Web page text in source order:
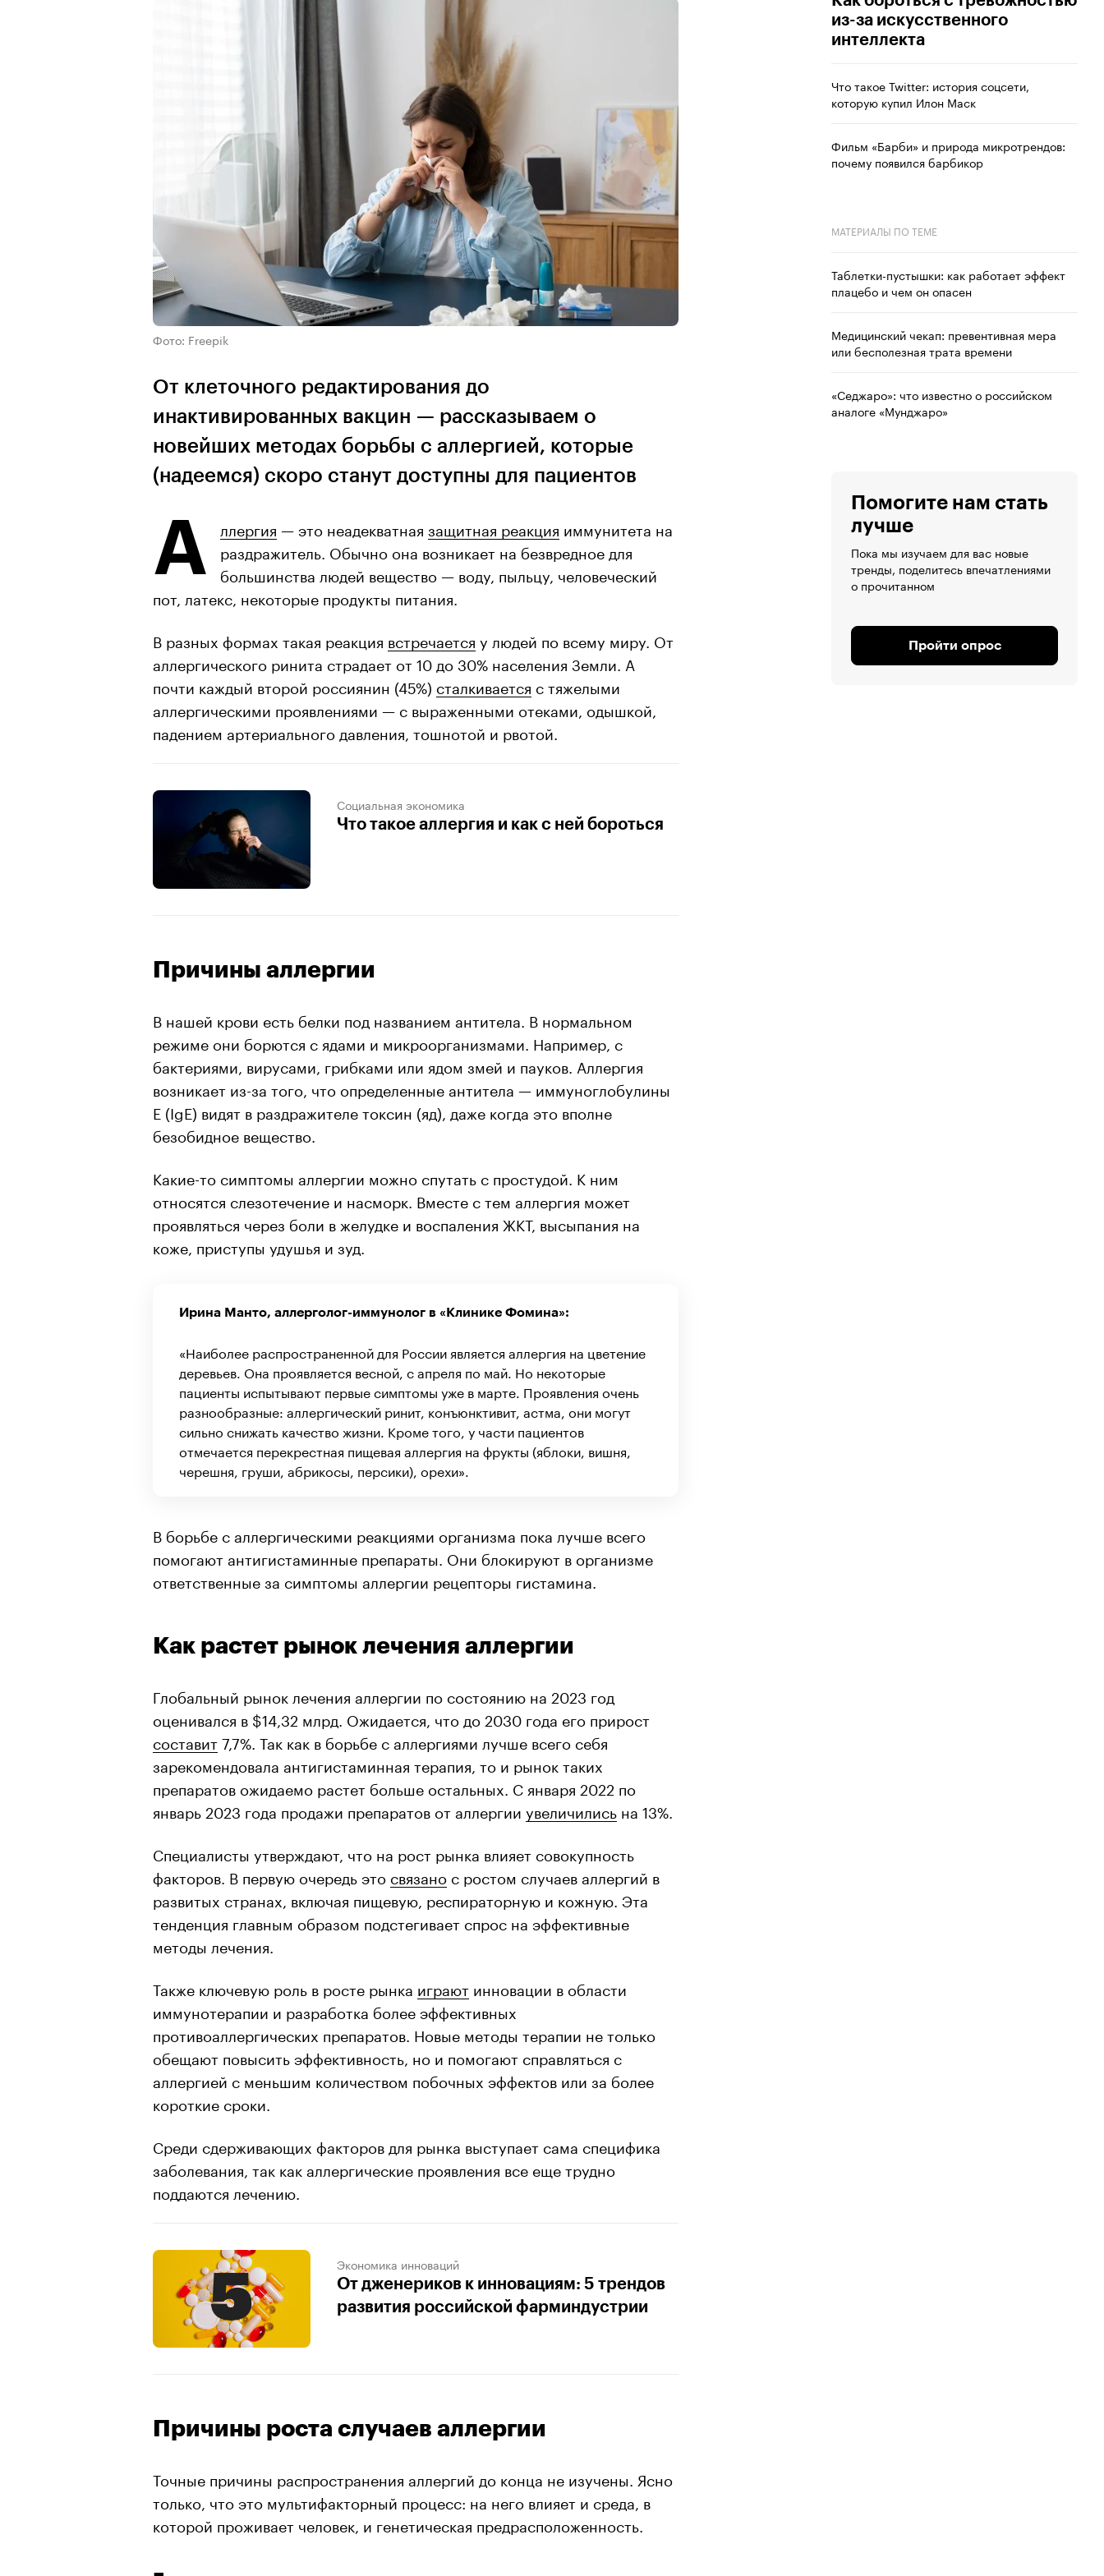
Фото: Freepik
От клеточного редактирования до
инактивированных вакцин — рассказываем о
новейших методах борьбы с аллергией, которые
(надеемся) скоро станут доступны для пациентов
А ллергия — это неадекватная защитная реакция иммунитета на
раздражитель. Обычно она возникает на безвредное для
большинства людей вещество — воду, пыльцу, человеческий
пот, латекс, некоторые продукты питания.
В разных формах такая реакция встречается у людей по всему миру. От
аллергического ринита страдает от 10 до 30% населения Земли. А
почти каждый второй россиянин (45%) сталкивается с тяжелыми
аллергическими проявлениями — с выраженными отеками, одышкой,
падением артериального давления, тошнотой и рвотой.
Социальная экономика
Что такое аллергия и как с ней бороться
Причины аллергии
В нашей крови есть белки под названием антитела. В нормальном
режиме они борются с ядами и микроорганизмами. Например, с
бактериями, вирусами, грибками или ядом змей и пауков. Аллергия
возникает из-за того, что определенные антитела — иммуноглобулины
Е (IgE) видят в раздражителе токсин (яд), даже когда это вполне
безобидное вещество.
Какие-то симптомы аллергии можно спутать с простудой. К ним
относятся слезотечение и насморк. Вместе с тем аллергия может
проявляться через боли в желудке и воспаления ЖКТ, высыпания на
коже, приступы удушья и зуд.
Ирина Манто, аллерголог-иммунолог в «Клинике Фомина»:
«Наиболее распространенной для России является аллергия на цветение
деревьев. Она проявляется весной, с апреля по май. Но некоторые
пациенты испытывают первые симптомы уже в марте. Проявления очень
разнообразные: аллергический ринит, конъюнктивит, астма, они могут
сильно снижать качество жизни. Кроме того, у части пациентов
отмечается перекрестная пищевая аллергия на фрукты (яблоки, вишня,
черешня, груши, абрикосы, персики), орехи».
В борьбе с аллергическими реакциями организма пока лучше всего
помогают антигистаминные препараты. Они блокируют в организме
ответственные за симптомы аллергии рецепторы гистамина.
Как растет рынок лечения аллергии
Глобальный рынок лечения аллергии по состоянию на 2023 год
оценивался в $14,32 млрд. Ожидается, что до 2030 года его прирост
составит7,7%. Так как в борьбе с аллергиями лучше всего себя
зарекомендовала антигистаминная терапия, то и рынок таких
препаратов ожидаемо растет больше остальных. С января 2022 по
январь 2023 года продажи препаратов от аллергии увеличились на 13%.
Специалисты утверждают, что на рост рынка влияет совокупность
факторов. В первую очередь это связано с ростом случаев аллергий в
развитых странах, включая пищевую, респираторную и кожную. Эта
тенденция главным образом подстегивает спрос на эффективные
методы лечения.
Также ключевую роль в росте рынка играют инновации в области
иммунотерапии и разработка более эффективных
противоаллергических препаратов. Новые методы терапии не только
обещают повысить эффективность, но и помогают справляться с
аллергией с меньшим количеством побочных эффектов или за более
короткие сроки.
Среди сдерживающих факторов для рынка выступает сама специфика
заболевания, так как аллергические проявления все еще трудно
поддаются лечению.
Экономика инноваций
От дженериков к инновациям: 5 трендов
развития российской фарминдустрии
Причины роста случаев аллергии
Точные причины распространения аллергий до конца не изучены. Ясно
только, что это мультифакторный процесс: на него влияет и среда, в
которой проживает человек, и генетическая предрасположенность.
из-за искусственного
интеллекта
Что такое Twitter: история соцсети,
которую купил Илон Маск
Фильм «Барби» и природа микротрендов:
почему появился барбикор
МАТЕРИАЛЫ ПО ТЕМЕ
Таблетки-пустышки: как работает эффект
плацебо и чем он опасен
Медицинский чекап: превентивная мера
или бесполезная трата времени
«Седжаро»: что известно о российском
аналоге «Мунджаро»
Помогите нам стать
лучше
Пока мы изучаем для вас новые
тренды, поделитесь впечатлениями
о прочитанном
Пройти опрос